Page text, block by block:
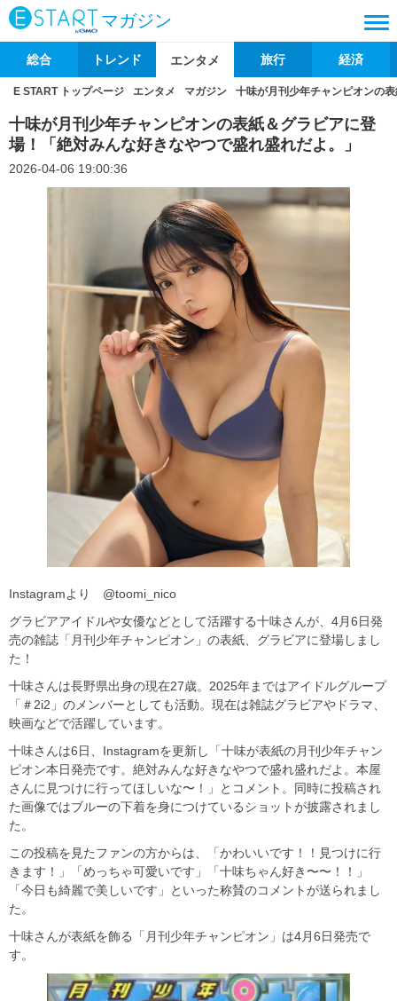
マガジン
総合 トレンド エンタメ 旅行 経済
E START トップページ エンタメ マガジン 十味が月刊少年チャンピオンの
十味が月刊少年チャンピオンの表紙＆グラビアに登
場！「絶対みんな好きなやつで盛れ盛れだよ。」
2026-04-06 19:00:36
Instagramより @toomi_nico
グラビアアイドルや女優などとして活躍する十味さんが、4月6日発
売の雑誌「月刊少年チャンピオン」の表紙、グラビアに登場しまし
た！
十味さんは長野県出身の現在27歳。2025年まではアイドルグループ
「＃2i2」のメンバーとしても活動。現在は雑誌グラビアやドラマ、
映画などで活躍しています。
十味さんは6日、Instagramを更新し「十味が表紙の月刊少年チャン
ピオン本日発売です。絶対みんな好きなやつで盛れ盛れだよ。本屋
さんに見つけに行ってほしいな〜！」とコメント。同時に投稿され
た画像ではブルーの下着を身につけているショットが披露されまし
た。
この投稿を見たファンの方からは、「かわいいです！！見つけに行
きます！」「めっちゃ可愛いです」「十味ちゃん好き〜〜！！」
「今日も綺麗で美しいです」といった称賛のコメントが送られまし
た。
十味さんが表紙を飾る「月刊少年チャンピオン」は4月6日発売で
す。